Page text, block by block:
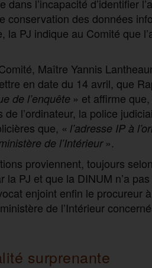
dans l’incapacité d’identifier
conservation des données
la PJ indique au Comité que
Maître Yannis
en date du 14 avril, que
de l’enquête» et affirme que,
de l’ordinateur, la police
que, « l’adresse IP à
de l’Intérieur».
proviennent, toujours
la PJ et que la DINUM n’a
enjoint enfin le procureur
de l’Intérieur
surprenante